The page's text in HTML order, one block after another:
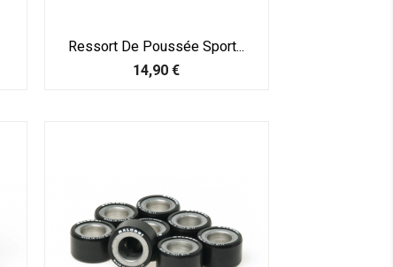
Ressort De Poussée Sport...
Prix
14,90 €